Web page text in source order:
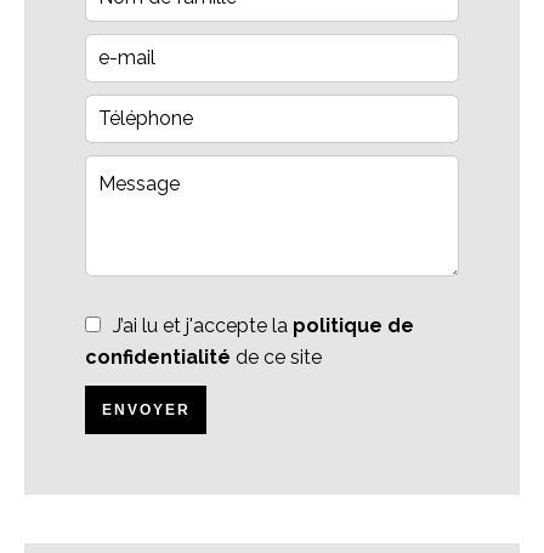
J’ai lu et j'accepte la politique de
confidentialité de ce site
ENVOYER